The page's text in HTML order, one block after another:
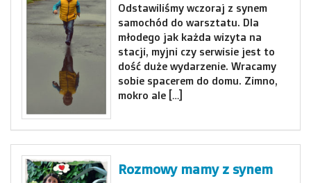
Odstawiliśmy wczoraj z synem
samochód do warsztatu. Dla
młodego jak każda wizyta na
stacji, myjni czy serwisie jest to
dość duże wydarzenie. Wracamy
sobie spacerem do domu. Zimno,
mokro ale […]
Rozmowy mamy z synem